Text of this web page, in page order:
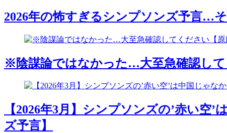
2026年の怖すぎるシンプソンズ予言…
※陰謀論ではなかった…大至急確認して
【2026年3月】シンプソンズの’赤い空
ズ予言】